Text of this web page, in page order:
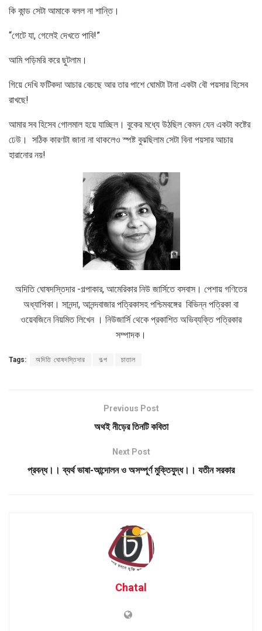
কি কান্ড সেটা আমাকে বলল না শান্তি।
“গেটে যা, গেলেই দেখতে পাবি!”
আমি পড়িমরি করে ছুটলাম।
গিয়ে দেখি ফটিকদা আচার বেচছে আর তার পাশে ঘোমটা টানা একটা বৌ পয়সার হিসেব
রাখছে!
আমার সব হিসেব গোলমাল হয়ে যাচ্ছিল। বুকের মধ্যে উঠছিল কেমন যেন একটা কষ্টের
ঢেউ। সঠিক কারণটা জানা না থাকলেও স্পষ্ট বুঝছিলাম সেটা বিনা পয়সার আচার
হারানোর নয়!
অদিতি ঘোষদস্তিদার -গল্পাকার, আমেরিকার নিউ জার্সিতে বসবাস। পেশায় গণিতের
অধ্যাপিকা। সানন্দা, আনন্দবাজার পত্রিকাসহ পশ্চিমবঙ্গের বিভিন্ন পত্রিকা বা
ওয়েবজিনে নিয়মিত লিখেন । নিউজার্সি থেকে প্রকাশিত অভিব্যক্তি পত্রিকার
সম্পাদক।
Tags: অদিতি ঘোষদস্তিদার গল্প চাতাল
Previous Post
অথই নীড়ের তিনটি কবিতা
Next Post
প্রবন্ধ।। ব্যর্থ ভাষা-আন্দোলন ও অসম্পূর্ণ মুক্তিযুদ্ধ।। যতীন সরকার
Chatal